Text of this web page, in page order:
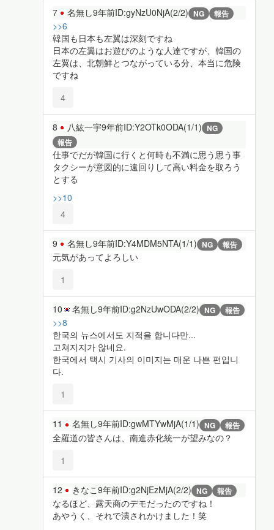
7 名無し9年前ID:gyNzU0NjA(2/2) NG 報告
>>6
韓国も日本も左翼は深刻ですね
日本の左翼はお遊びのような人達ですが、韓国の
左翼は、北朝鮮とつながっている分、本当に危険
ですね
4
8 八紘一宇9年前ID:Y2OTk0ODA(1/1) NG
報告
仕事でだが韓国に行くと何時も不満に思う思う事
タクシーが意図的に遠回りして高い料金を取ろう
とする
>>10
4
9 名無し9年前ID:Y4MDM5NTA(1/1) NG 報告
元気があってよろしい
1
10 名無し9年前ID:g2NzUwODA(2/2) NG 報告
>>8
한국의 뉴스에서도 지적을 합니다만...
고쳐지지가 않네요.
한국에서 택시 기사의 이미지는 매운 나쁜 편입니
다.
1
11 名無し9年前ID:gwMTYwMjA(1/1) NG 報告
全羅道の皆さんは、南進赤化統一が望みなの？
1
12 きなこ 9年前ID:g2NjEzMjA(2/2) NG 報告
なるほど、露天商のデモだったのですね！
あやうく、それで潰されかけました！笑